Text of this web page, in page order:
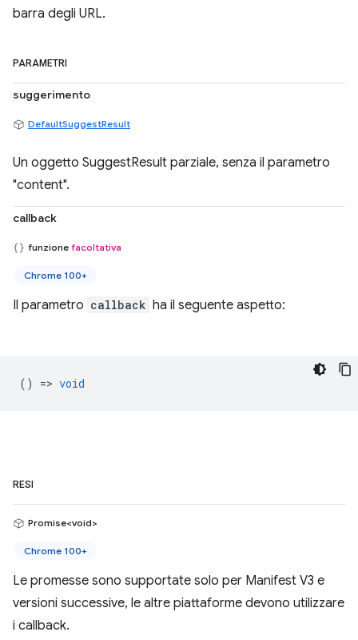
barra degli URL.
PARAMETRI
suggerimento
DefaultSuggestResult
Un oggetto SuggestResult parziale, senza il parametro
"content".
callback
funzione facoltativa
Chrome 100+
Il parametro callback ha il seguente aspetto:
() => void
RESI
Promise<void>
Chrome 100+
Le promesse sono supportate solo per Manifest V3 e
versioni successive, le altre piattaforme devono utilizzare
i callback.